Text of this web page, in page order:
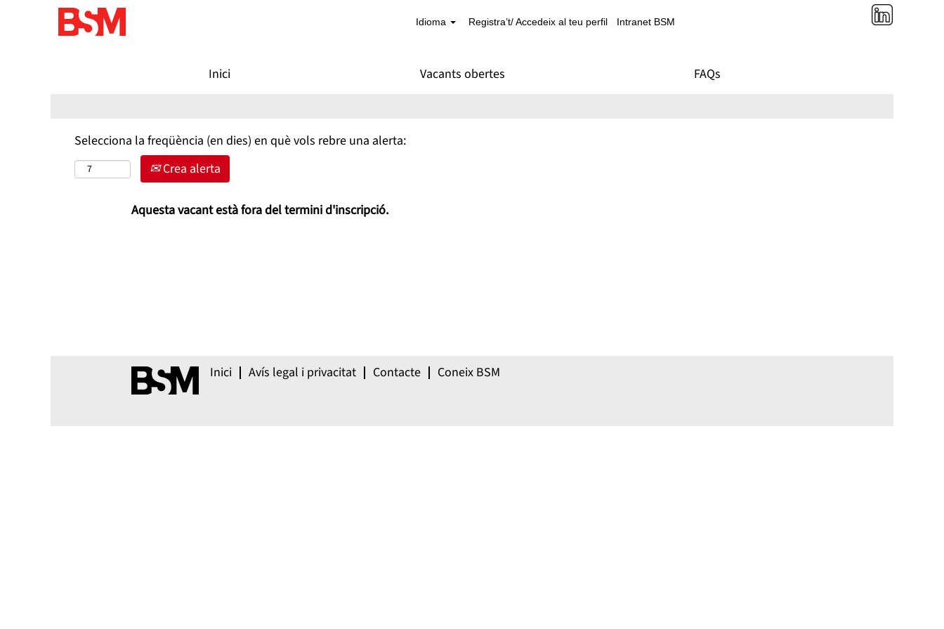
Idioma Registra’t/ Accedeix al teu perfil Intranet BSM
Inici Vacants obertes FAQs
Cerca vacant per paraula clau
Filtra per més opcions de recerca
Selecciona la freqüència (en dies) en què vols rebre una alerta:
Crea alerta
Aquesta vacant està fora del termini d'inscripció.
Inici Avís legal i privacitat Contacte Coneix BSM